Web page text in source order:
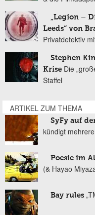
„Legion –
Leeds“ von
Privatdetektiv
Stephen
Krise Die
Staffel
ARTIKEL ZUM THEMA
SyFy auf
kündigt
Poesie im
(& Hayao
Bay rules